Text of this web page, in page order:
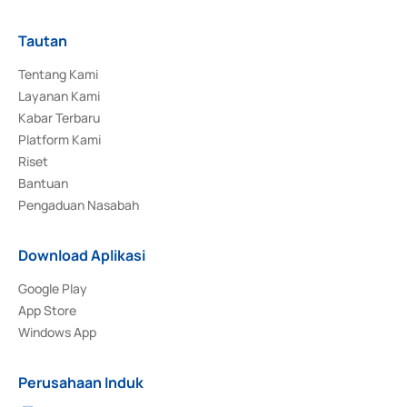
Tautan
Tentang Kami
Layanan Kami
Kabar Terbaru
Platform Kami
Riset
Bantuan
Pengaduan Nasabah
Download Aplikasi
Google Play
App Store
Windows App
Perusahaan Induk